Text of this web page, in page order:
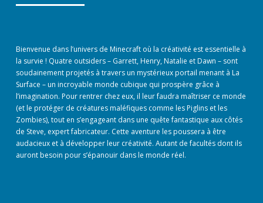
Bienvenue dans l’univers de Minecraft où la créativité est essentielle à
la survie ! Quatre outsiders – Garrett, Henry, Natalie et Dawn – sont
soudainement projetés à travers un mystérieux portail menant à La
Surface – un incroyable monde cubique qui prospère grâce à
l’imagination. Pour rentrer chez eux, il leur faudra maîtriser ce monde
(et le protéger de créatures maléfiques comme les Piglins et les
Zombies), tout en s’engageant dans une quête fantastique aux côtés
de Steve, expert fabricateur. Cette aventure les poussera à être
audacieux et à développer leur créativité. Autant de facultés dont ils
auront besoin pour s’épanouir dans le monde réel.